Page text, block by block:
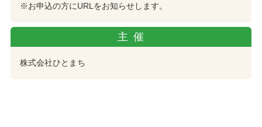
※お申込の方にURLをお知らせします。
主催
株式会社ひとまち